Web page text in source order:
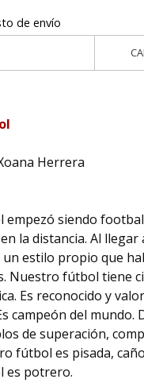
de envío
Herrera
siendo
la distancia. Al llegar
estilo propio que
Nuestro fútbol tiene
Es reconocido y
campeón del mundo.
de superación,
fútbol es pisada,
es potrero.